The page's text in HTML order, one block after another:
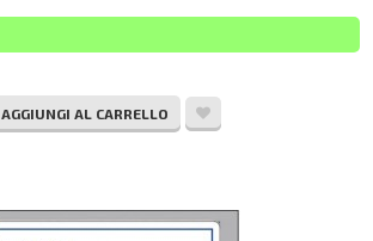
AGGIUNGI AL CARRELLO